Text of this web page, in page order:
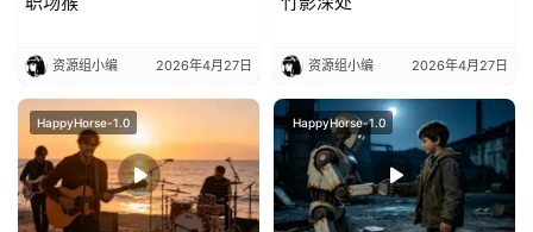
资源组小编 2026年4月27日 资源组小编 2026年4月27日
HappyHorse-1.0 HappyHorse-1.0